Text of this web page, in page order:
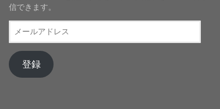
信できます。
ー
ア
ド
登録